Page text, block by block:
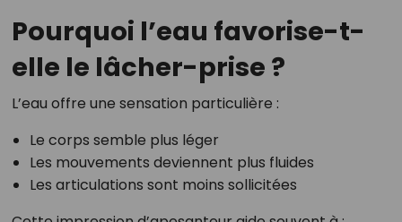
Pourquoi l’eau favorise-t-
elle le lâcher-prise ?
L’eau offre une sensation particulière :
Le corps semble plus léger
Les mouvements deviennent plus fluides
Les articulations sont moins sollicitées